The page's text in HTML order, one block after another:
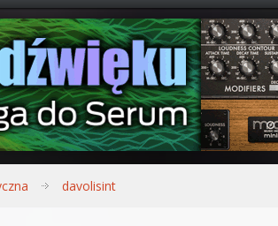
Zobacz wszystkie kursy i warsztaty
Synteza dźwięku 🔥
Produkcja muzyczna w praktyce
Bitwig Studio od podstaw
davolisint